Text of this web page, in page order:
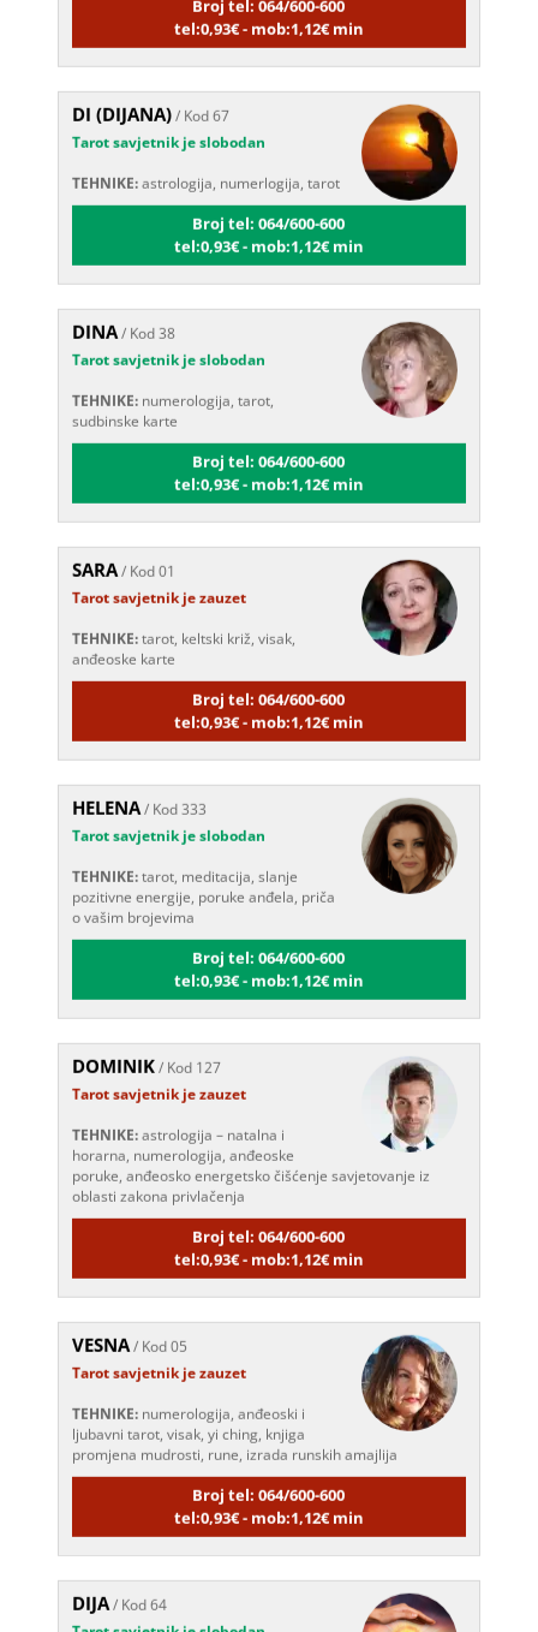
tel:0,93€ - mob:1,12€ min
DI (DIJANA)/ Kod 67
Tarot savjetnik je slobodan
Broj tel: 064/600-600
tel:0,93€ - mob:1,12€ min
DINA/ Kod 38
Tarot savjetnik je slobodan
sudbinske karte
Broj tel: 064/600-600
tel:0,93€ - mob:1,12€ min
SARA/ Kod 01
Tarot savjetnik je zauzet
anđeoske karte
Broj tel: 064/600-600
tel:0,93€ - mob:1,12€ min
HELENA/ Kod 333
Tarot savjetnik je slobodan
pozitivne energije, poruke anđela, priča
o vašim brojevima
Broj tel: 064/600-600
tel:0,93€ - mob:1,12€ min
DOMINIK/ Kod 127
Tarot savjetnik je zauzet
horarna, numerologija, anđeoske
poruke, anđeosko energetsko čišćenje savjetovanje iz
oblasti zakona privlačenja
Broj tel: 064/600-600
tel:0,93€ - mob:1,12€ min
VESNA/ Kod 05
Tarot savjetnik je zauzet
ljubavni tarot, visak, yi ching, knjiga
promjena mudrosti, rune, izrada runskih amajlija
Broj tel: 064/600-600
tel:0,93€ - mob:1,12€ min
DIJA/ Kod 64
Tarot savjetnik je slobodan